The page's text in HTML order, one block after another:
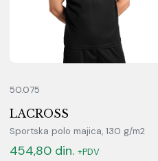
50.075
LACROSS
Sportska polo majica, 130 g/m2
454,80 din. +PDV